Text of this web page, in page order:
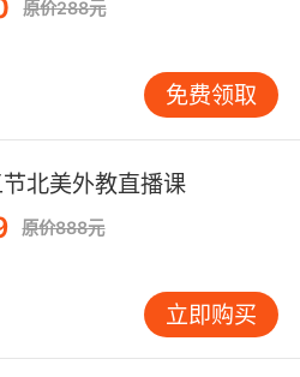
急不得，快则半年，慢则
发现了字母和发音之间的
会非常快。 很多家长会
语法要不要学？我的看法
，但方式一定要巧妙。单
和故事里，而不是孤立地
了一个关于农场的故事，
这些词，这种记忆
语法更是如此，七岁孩子
现在时”，但他可以反复
likes bananas”这
的语言输入中，语法规则
原价288元
免费领取
北美外教直播课
原价888元
立即购买